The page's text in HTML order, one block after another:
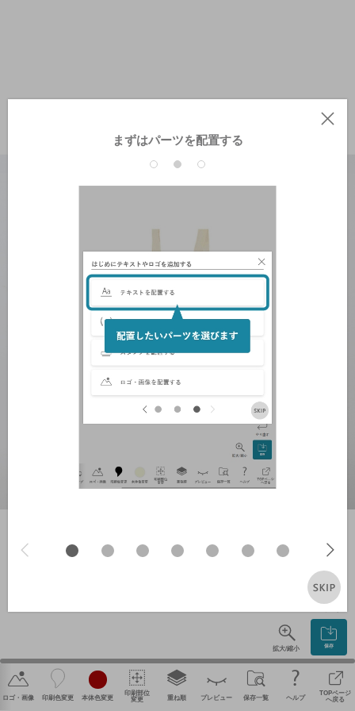
保存
拡大/縮小
ロゴ・画像 印刷色変更 本体色変更
印刷部位
変更 重ね順 プレビュー 保存一覧 ヘルプ
TOPページ
へ戻る
まずはパーツを配置する